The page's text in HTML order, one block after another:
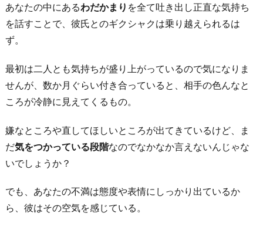
て
み
彼
に
求
め
す
ぎ
い
な
あなたの中にあるわだかまり を全て吐き出し正直な気持ち
を話すことで、彼氏とのギクシャクは乗り越えられるは
ず。
最初は二人とも気持ちが盛り上がっているので気になりま
せんが、数か月ぐらい付き合っていると、相手の色んなと
ころが冷静に見えてくるもの。
嫌なところや直してほしいところが出てきているけど、ま
だ気をつかっている段階なのでなかなか言えないんじゃな
いでしょうか？
でも、あなたの不満は態度や表情にしっかり出ているか
ら、彼はその空気を感じている。